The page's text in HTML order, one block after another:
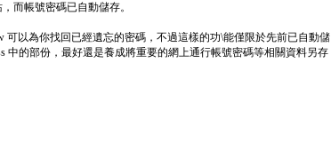
而帳號密碼已自動儲存。
可以為你找回已經遺忘的密碼，不過這樣的功\能僅限於先前已自動儲
中的部份，最好還是養成將重要的網上通行帳號密碼等相關資料另存